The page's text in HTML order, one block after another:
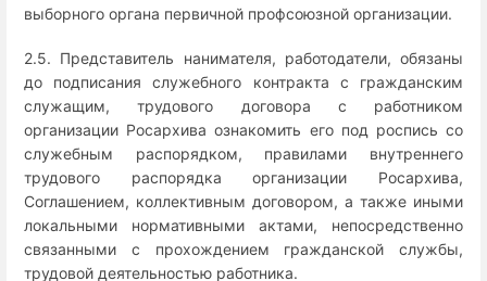
выборного органа первичной профсоюзной организации.
2.5. Представитель нанимателя, работодатели, обязаны
до подписания служебного контракта с гражданским
служащим, трудового договора с работником
организации Росархива ознакомить его под роспись со
служебным распорядком, правилами внутреннего
трудового распорядка организации Росархива,
Соглашением, коллективным договором, а также иными
локальными нормативными актами, непосредственно
связанными с прохождением гражданской службы,
трудовой деятельностью работника.